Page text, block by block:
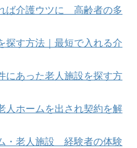
ば介護ウツに 高齢者の多
探す方法｜最短で入れる介
にあった老人施設を探す方
人ホームを出され契約を解
・老人施設 経験者の体験